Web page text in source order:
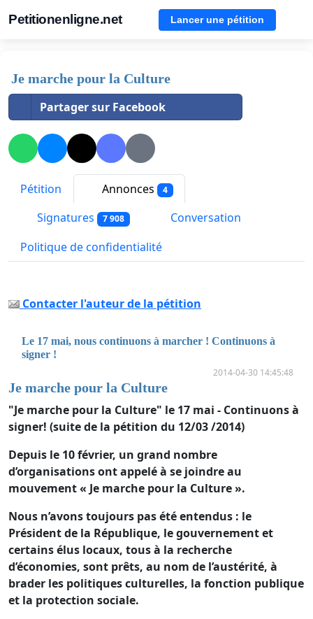
Petitionenligne.net Lancer une pétition
Je marche pour la Culture
Partager sur Facebook
Pétition Annonces 4
Signatures 7 908
Conversation
Politique de confidentialité
Contacter l'auteur de la pétition
Le 17 mai, nous continuons à marcher ! Continuons à
signer !
2014-04-30 14:45:48
Je marche pour la Culture
"Je marche pour la Culture" le 17 mai - Continuons à
signer! (suite de la pétition du 12/03/2014)
Depuis le 10 février, un grand nombre
d’organisations ont appelé à se joindre au
mouvement « Je marche pour la Culture ».
Nous n’avons toujours pas été entendus : le
Président de la République, le gouvernement et
certains élus locaux, tous à la recherche
d’économies, sont prêts, au nom de l’austérité, à
brader les politiques culturelles, la fonction publique
et la protection sociale.